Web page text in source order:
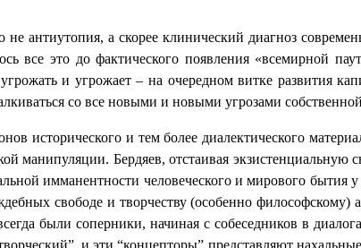
антиутопия, а скорее клинический диагноз
все это до фактического появления «всемирной
и угрожает – на очередном витке развития
со все новыми и новыми угрозами
исторического и тем более диалектического
манипуляции. Бердяев, отстаивая экзистенциальную
имманентности человеческого и мирового бытия у
свободе и творчеству (особенно философскому)
были соперники, начиная с собеседников в